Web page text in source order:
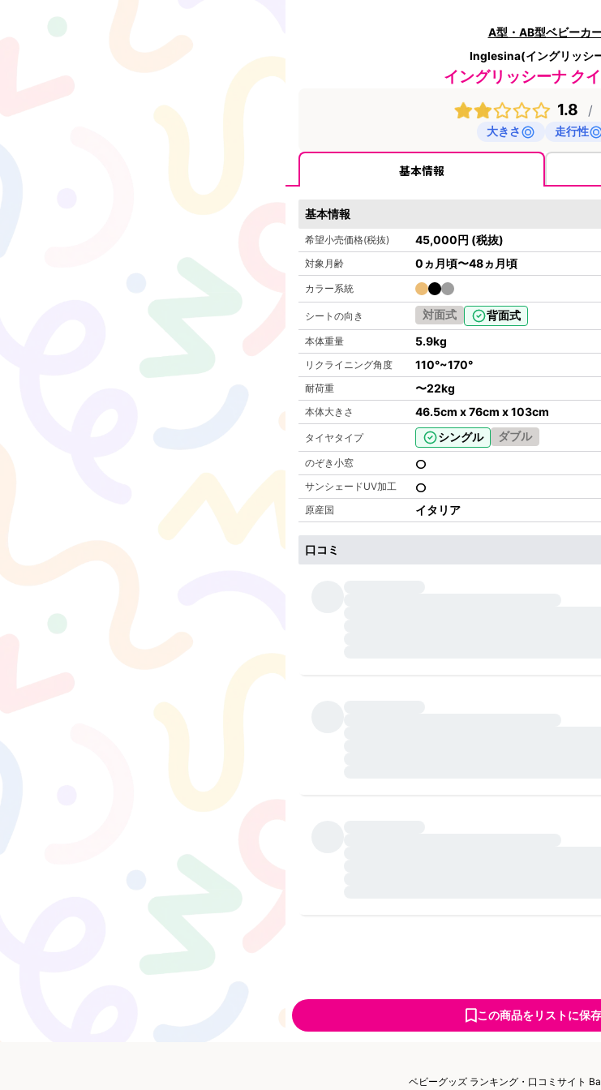
A型・AB型ベビーカ
Inglesina(イングリッシ
イングリッシーナ ク
1.8
/
大きさ 走行性
基本情報
基本情報
希望小売価格(税抜) 45,000円 (税抜)
対象月齢 0ヵ月頃〜48ヵ月頃
カラー系統
シートの向き 対面式 背面式
本体重量 5.9kg
リクライニング角度 110°~170°
耐荷重 〜22kg
本体大きさ 46.5cm x 76cm x 103cm
タイヤタイプ シングル ダブル
のぞき小窓
サンシェードUV加工
原産国
イタリア
口コミ
この商品をリストに保
ベビーグッズ ランキング・口コミサイト